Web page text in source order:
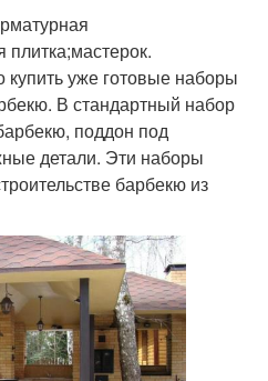
плитка;мастерок.
уже готовые наборы
В стандартный набор
поддон под
детали. Эти наборы
барбекю из